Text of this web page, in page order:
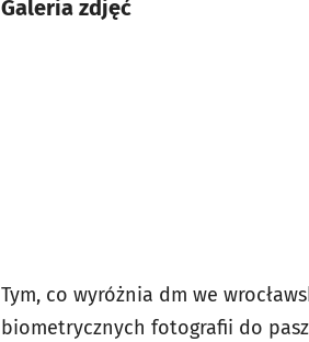
Galeria zdjęć
Tym, co wyróżnia dm we
biometrycznych fotografii do